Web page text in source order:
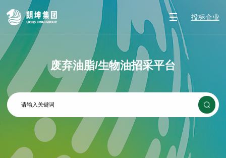
投标企业
废弃油脂/生物油招采平台